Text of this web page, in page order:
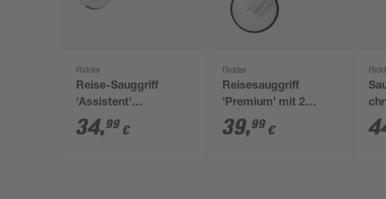
Ridder
Reise-Sauggriff
'Assistent'
teleskopierbar bis
100 kg
34,99 €
Ridder
Reisesauggriff
'Premium' mit 2
Saugern weiß 33 cm
39,99 €
cm